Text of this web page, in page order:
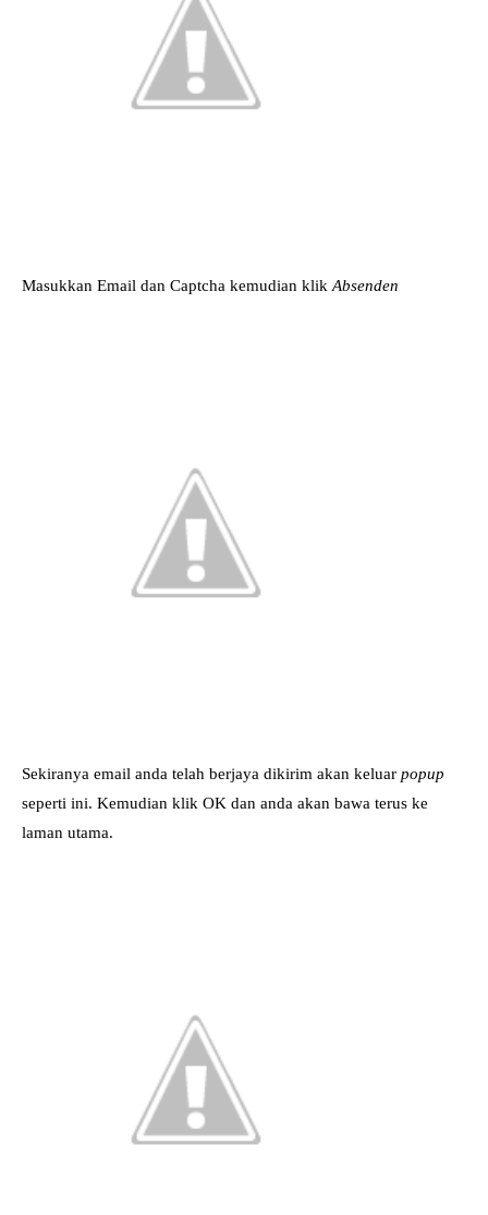
Masukkan Email dan Captcha kemudian klik Absenden
Sekiranya email anda telah berjaya dikirim akan keluar popup
seperti ini. Kemudian klik OK dan anda akan bawa terus ke
laman utama.